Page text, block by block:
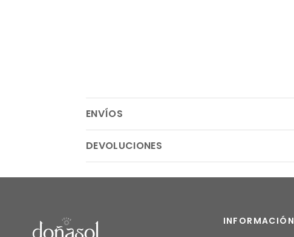
ENVÍOS
DEVOLUCIONES
INFORMACIÓN